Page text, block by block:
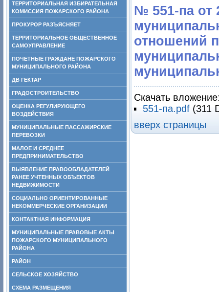
ТЕРРИТОРИАЛЬНАЯ ИЗБИРАТЕЛЬНАЯ
КОМИССИЯ ПОЖАРСКОГО РАЙОНА
ПРОКУРОР РАЗЪЯСНЯЕТ
ТЕРРИТОРИАЛЬНОЕ ОБЩЕСТВЕННОЕ
САМОУПРАВЛЕНИЕ
ПОЧЕТНЫЕ ГРАЖДАНЕ ПОЖАРСКОГО
МУНИЦИПАЛЬНОГО РАЙОНА
ДВ ГЕКТАР
ГРАДОСТРОИТЕЛЬСТВО
ОЦЕНКА РЕГУЛИРУЮЩЕГО
ВОЗДЕЙСТВИЯ
МУНИЦИПАЛЬНЫЕ ПАССАЖИРСКИЕ
ПЕРЕВОЗКИ
МАЛОЕ И СРЕДНЕЕ
ПРЕДПРИНИМАТЕЛЬСТВО
ВЫЯВЛЕНИЕ ПРАВООБЛАДАТЕЛЕЙ
РАНЕЕ УЧТЕННЫХ ОБЪЕКТОВ
НЕДВИЖИМОСТИ
СОЦИАЛЬНО ОРИЕНТИРОВАННЫЕ
НЕКОММЕРЧЕСКИЕ ОРГАНИЗАЦИИ
КОНТАКТНАЯ ИНФОРМАЦИЯ
МУНИЦИПАЛЬНЫЕ ПРАВОВЫЕ АКТЫ
ПОЖАРСКОГО МУНИЦИПАЛЬНОГО
РАЙОНА
РАЙОН
СЕЛЬСКОЕ ХОЗЯЙСТВО
СХЕМА РАЗМЕЩЕНИЯ
№ 551-па от
отношений
Скачать
551-па.pdf (311
вверх страницы